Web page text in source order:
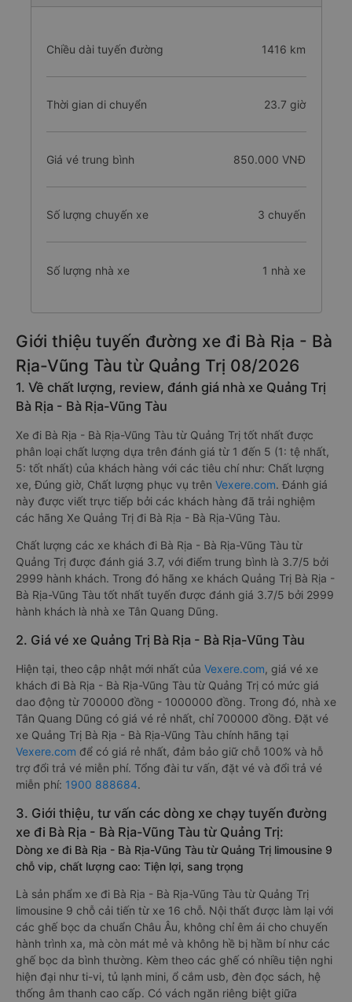
Chiều dài tuyến đường 1416 km
Thời gian di chuyển 23.7 giờ
Giá vé trung bình 850.000 VNĐ
Số lượng chuyến xe 3 chuyến
Số lượng nhà xe 1 nhà xe
Giới thiệu tuyến đường xe đi Bà Rịa - Bà
Rịa-Vũng Tàu từ Quảng Trị 08/2026
1. Về chất lượng, review, đánh giá nhà xe Quảng Trị
Bà Rịa - Bà Rịa-Vũng Tàu
Xe đi Bà Rịa - Bà Rịa-Vũng Tàu từ Quảng Trị tốt nhất được
phân loại chất lượng dựa trên đánh giá từ 1 đến 5 (1: tệ nhất,
5: tốt nhất) của khách hàng với các tiêu chí như: Chất lượng
xe, Đúng giờ, Chất lượng phục vụ trên Vexere.com. Đánh giá
này được viết trực tiếp bởi các khách hàng đã trải nghiệm
các hãng Xe Quảng Trị đi Bà Rịa - Bà Rịa-Vũng Tàu.
Chất lượng các xe khách đi Bà Rịa - Bà Rịa-Vũng Tàu từ
Quảng Trị được đánh giá 3.7, với điểm trung bình là 3.7/5 bởi
2999 hành khách. Trong đó hãng xe khách Quảng Trị Bà Rịa -
Bà Rịa-Vũng Tàu tốt nhất tuyến được đánh giá 3.7/5 bởi 2999
hành khách là nhà xe Tân Quang Dũng.
2. Giá vé xe Quảng Trị Bà Rịa - Bà Rịa-Vũng Tàu
Hiện tại, theo cập nhật mới nhất của Vexere.com, giá vé xe
khách đi Bà Rịa - Bà Rịa-Vũng Tàu từ Quảng Trị có mức giá
dao động từ 700000 đồng - 1000000 đồng. Trong đó, nhà xe
Tân Quang Dũng có giá vé rẻ nhất, chỉ 700000 đồng. Đặt vé
xe Quảng Trị Bà Rịa - Bà Rịa-Vũng Tàu chính hãng tại
Vexere.com để có giá rẻ nhất, đảm bảo giữ chỗ 100% và hỗ
trợ đổi trả vé miễn phí. Tổng đài tư vấn, đặt vé và đổi trả vé
miễn phí: 1900 888684.
3. Giới thiệu, tư vấn các dòng xe chạy tuyến đường
xe đi Bà Rịa - Bà Rịa-Vũng Tàu từ Quảng Trị:
Dòng xe đi Bà Rịa - Bà Rịa-Vũng Tàu từ Quảng Trị limousine 9
chỗ vip, chất lượng cao: Tiện lợi, sang trọng
Là sản phẩm xe đi Bà Rịa - Bà Rịa-Vũng Tàu từ Quảng Trị
limousine 9 chỗ cải tiến từ xe 16 chỗ. Nội thất được làm lại với
các ghế bọc da chuẩn Châu Âu, không chỉ êm ái cho chuyến
hành trình xa, mà còn mát mẻ và không hề bị hầm bí như các
ghế bọc da bình thường. Kèm theo các ghế có nhiều tiện nghi
hiện đại như ti-vi, tủ lạnh mini, ổ cắm usb, đèn đọc sách, hệ
thống âm thanh cao cấp. Có vách ngăn riêng biệt giữa